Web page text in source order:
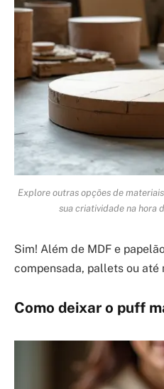
Explore outras opções de
sua criatividade na hora
Sim! Além de MDF e
compensada, pallets ou até
Como deixar o puff